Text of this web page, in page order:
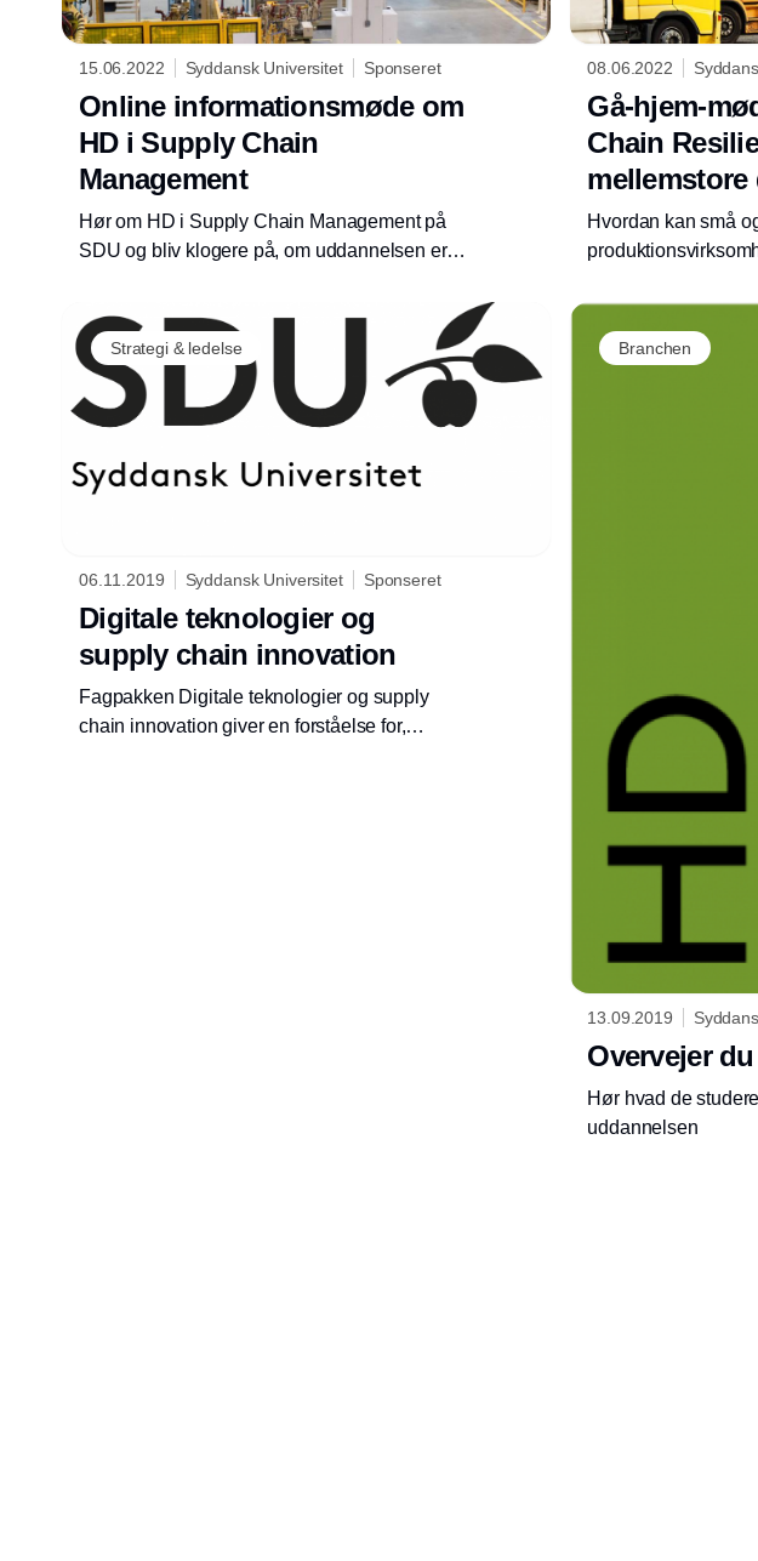
15.06.2022 Syddansk Universitet Sponseret
Online informationsmøde om
HD i Supply Chain
Management
Hør om HD i Supply Chain Management på
SDU og bliv klogere på, om uddannelsen er
08.06.2022
Gå-hjem-
Chain
mellemstore
Hvordan kan små
Strategi & ledelse
06.11.2019 Syddansk Universitet Sponseret
Digitale teknologier og
supply chain innovation
Fagpakken Digitale teknologier og supply
chain innovation giver en forståelse for,
Branchen
13.09.2019
Overvejer
Hør hvad de
uddannelsen